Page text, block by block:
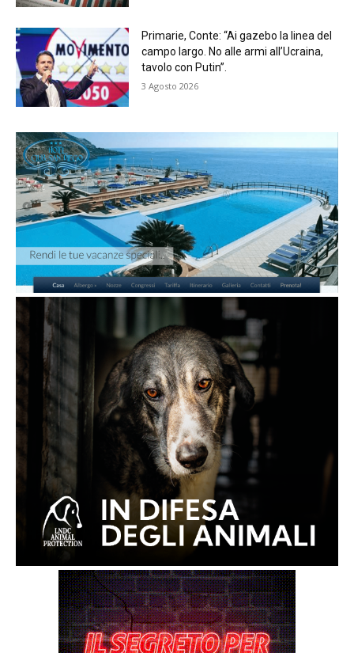
Primarie, Conte: “Ai gazebo la linea del
campo largo. No alle armi all’Ucraina,
tavolo con Putin”.
3 Agosto 2026